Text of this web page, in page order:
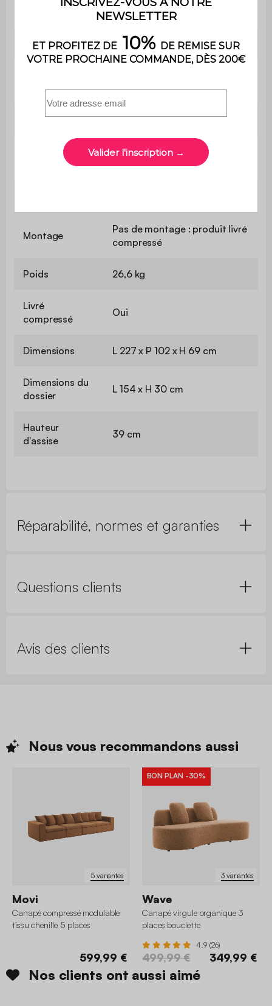
Equilibré
Convertible Non
supporté
Utilisation Intérieur
Usage domestique
uniquement
Montage
Pas de montage : produit livré
compressé
Poids 26,6 kg
Livré
compressé
Oui
Dimensions L 227 x P 102 x H 69 cm
Dimensions du
dossier
L 154 x H 30 cm
Hauteur
d'assise
39 cm
Réparabilité, normes et garanties
Questions clients
Avis des clients
Nous vous recommandons aussi
5 variantes
Movi
Canapé compressé modulable
tissu chenille 5 places
599,99 €
3 variantes
BON PLAN -30%
Wave
Canapé virgule organique 3
places bouclette
4.9 (26)
499,99 € 349,99 €
Nos clients ont aussi aimé